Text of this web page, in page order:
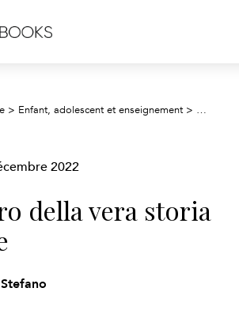
> Enfant, adolescent et enseignement > Fiction
2022
della vera storia